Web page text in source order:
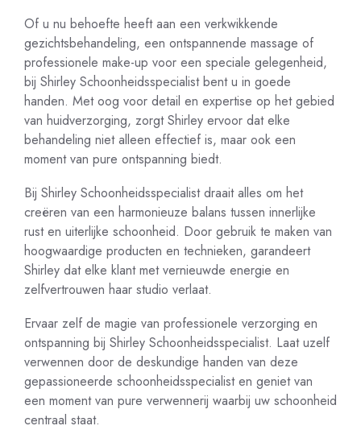
Of u nu behoefte heeft aan een verkwikkende
gezichtsbehandeling, een ontspannende massage of
professionele make-up voor een speciale gelegenheid,
bij Shirley Schoonheidsspecialist bent u in goede
handen. Met oog voor detail en expertise op het gebied
van huidverzorging, zorgt Shirley ervoor dat elke
behandeling niet alleen effectief is, maar ook een
moment van pure ontspanning biedt.
Bij Shirley Schoonheidsspecialist draait alles om het
creëren van een harmonieuze balans tussen innerlijke
rust en uiterlijke schoonheid. Door gebruik te maken van
hoogwaardige producten en technieken, garandeert
Shirley dat elke klant met vernieuwde energie en
zelfvertrouwen haar studio verlaat.
Ervaar zelf de magie van professionele verzorging en
ontspanning bij Shirley Schoonheidsspecialist. Laat uzelf
verwennen door de deskundige handen van deze
gepassioneerde schoonheidsspecialist en geniet van
een moment van pure verwennerij waarbij uw schoonheid
centraal staat.